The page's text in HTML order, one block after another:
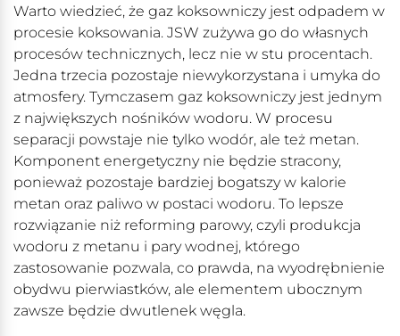
Warto wiedzieć, że gaz koksowniczy jest odpadem w
procesie koksowania. JSW zużywa go do własnych
procesów technicznych, lecz nie w stu procentach.
Jedna trzecia pozostaje niewykorzystana i umyka do
atmosfery. Tymczasem gaz koksowniczy jest jednym
z największych nośników wodoru. W procesu
separacji powstaje nie tylko wodór, ale też metan.
Komponent energetyczny nie będzie stracony,
ponieważ pozostaje bardziej bogatszy w kalorie
metan oraz paliwo w postaci wodoru. To lepsze
rozwiązanie niż reforming parowy, czyli produkcja
wodoru z metanu i pary wodnej, którego
zastosowanie pozwala, co prawda, na wyodrębnienie
obydwu pierwiastków, ale elementem ubocznym
zawsze będzie dwutlenek węgla.